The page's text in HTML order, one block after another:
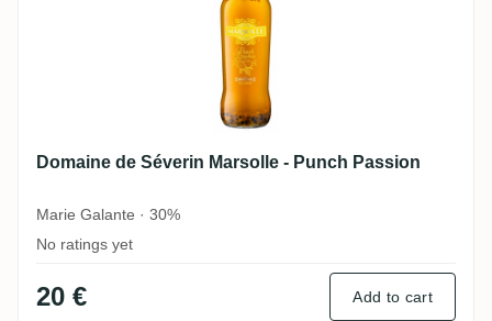
Domaine de Séverin Marsolle - Punch Passion
Marie Galante · 30%
No ratings yet
20 € Add to cart